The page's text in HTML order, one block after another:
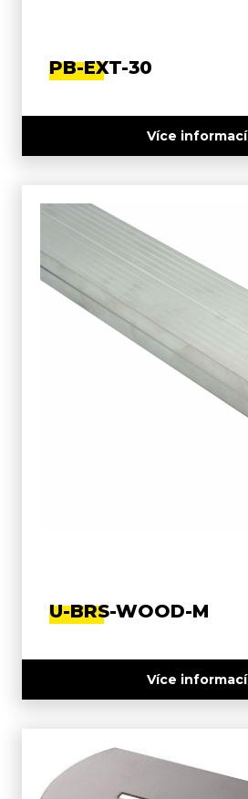
PB-EXT-30
Více informací
U-BRS-WOOD-M
Více informací